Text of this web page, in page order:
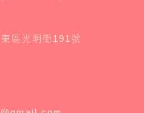
區光明街191號